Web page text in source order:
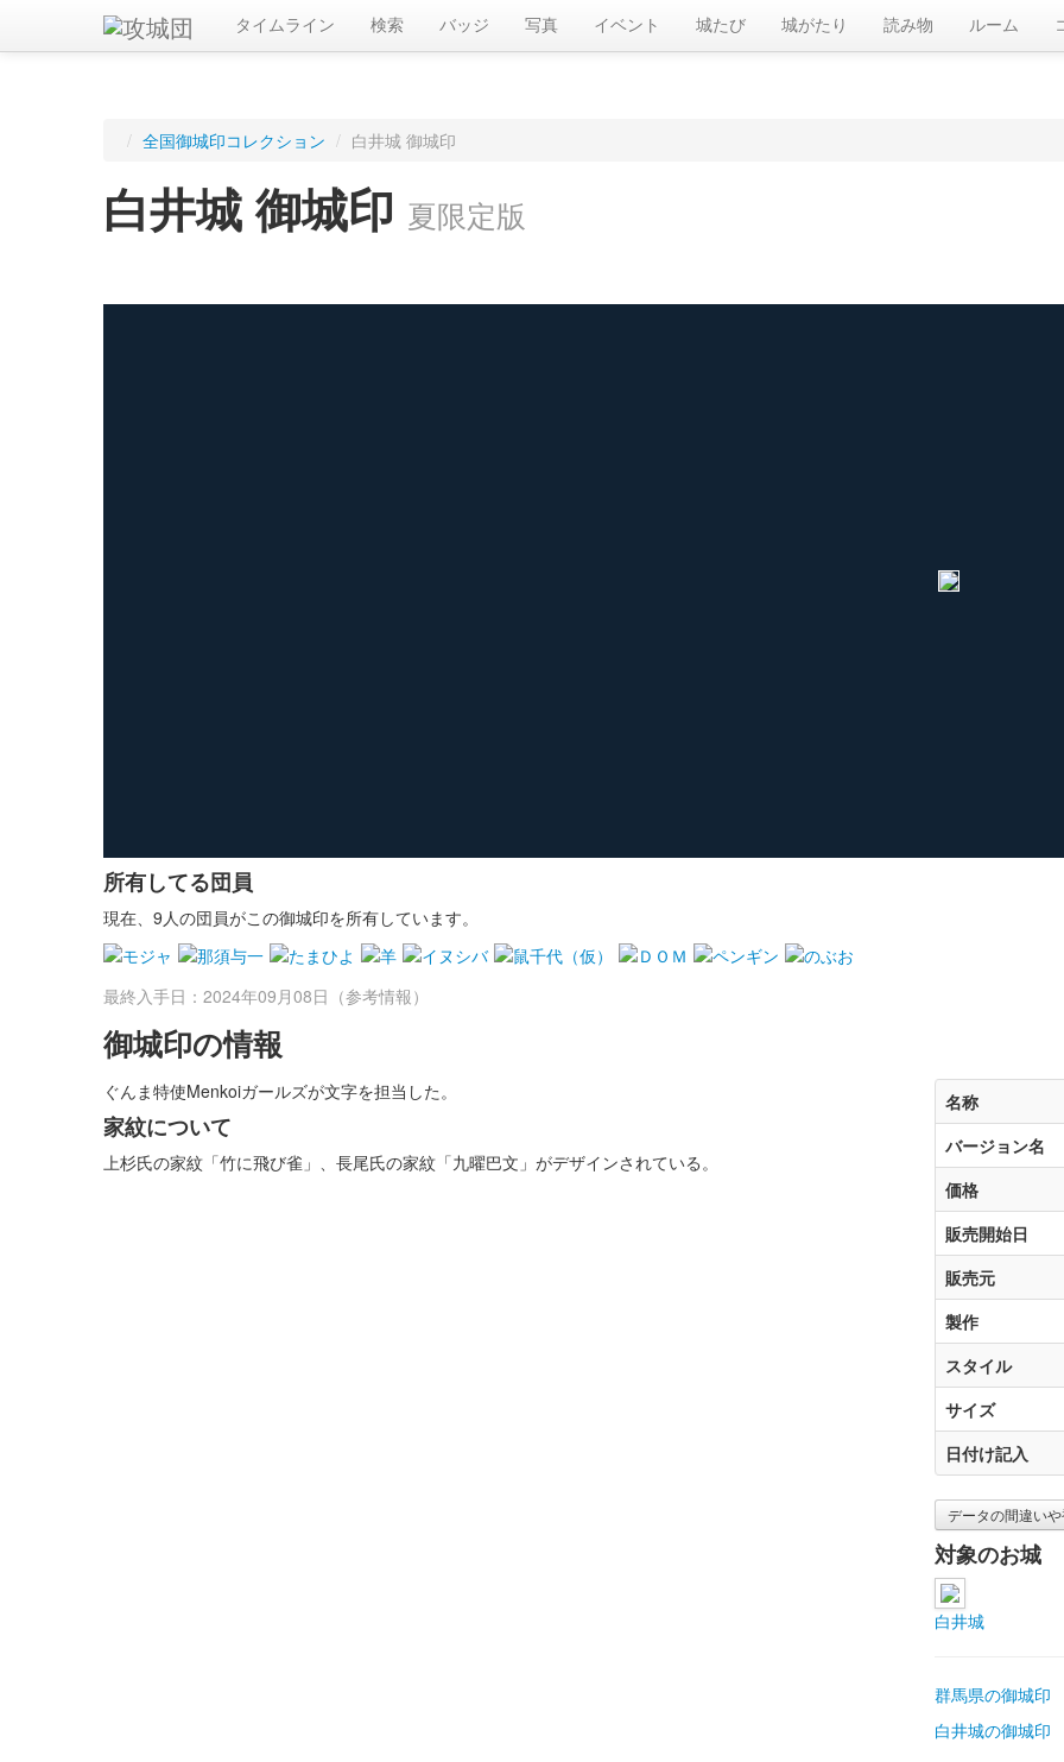
タイムライン 検索 バッジ 写真 イベント 城たび 城がたり 読み物 ルーム
/ 全国御城印コレクション / 白井城 御城印
白井城 御城印 夏限定版
所有してる団員
現在、9人の団員がこの御城印を所有しています。
最終入手日：2024年09月08日（参考情報）
御城印の情報
ぐんま特使Menkoiガールズが文字を担当した。
家紋について
上杉氏の家紋「竹に飛び雀」、長尾氏の家紋「九曜巴文」がデザインされている。
名称
バージョン名
価格
販売開始日
販売元
製作
スタイル
サイズ
日付け記入
データの間違い
対象のお城
白井城
群馬県の御城印
白井城の御城印